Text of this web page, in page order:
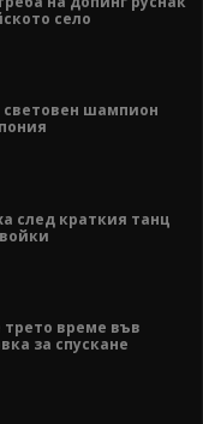
село
шампион
след краткия танц
време във
за спускане